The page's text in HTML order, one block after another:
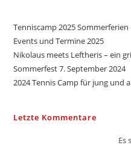
Tenniscamp 2025 Sommerferien
Events und Termine 2025
Nikolaus meets Leftheris – ein
Sommerfest 7. September 2024
2024 Tennis Camp für jung und
Letzte Kommentare
Es